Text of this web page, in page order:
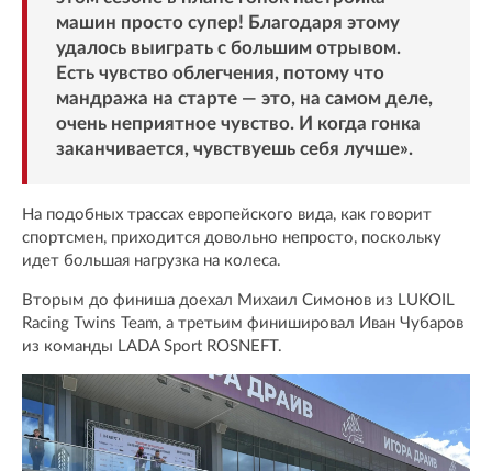
машин просто супер! Благодаря этому
удалось выиграть с большим отрывом.
Есть чувство облегчения, потому что
мандража на старте — это, на самом деле,
очень неприятное чувство. И когда гонка
заканчивается, чувствуешь себя лучше».
На подобных трассах европейского вида, как говорит
спортсмен, приходится довольно непросто, поскольку
идет большая нагрузка на колеса.
Вторым до финиша доехал Михаил Симонов из LUKOIL
Racing Twins Team, а третьим финишировал Иван Чубаров
из команды LADA Sport ROSNEFT.